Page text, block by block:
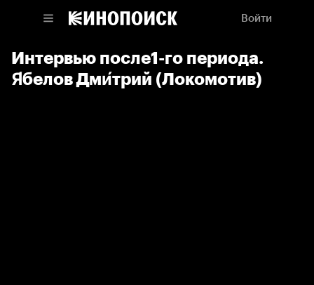
Войти
Интервью после1-го периода.
Я́белов Дми́трий (Локомотив)